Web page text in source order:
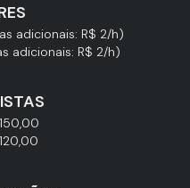
adicionais: R$ 2/h)
adicionais: R$ 2/h)